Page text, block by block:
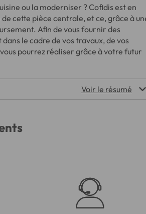
ou la moderniser ? Cofidis est en
cette pièce centrale, et ce, grâce à
Afin de vous fournir des
le cadre de vos travaux, de vos
pourrez réaliser grâce à votre futur
Voir le résumé